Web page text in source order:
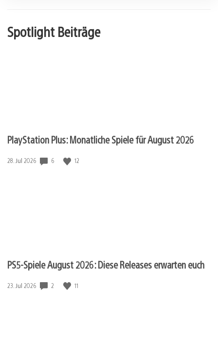
Spotlight Beiträge
PlayStation Plus: Monatliche Spiele für August 2026
Veröffentlichungsdatum:
28. Jul 2026 6 12
PS5-Spiele August 2026: Diese Releases erwarten euch
Veröffentlichungsdatum:
23. Jul 2026 2 11